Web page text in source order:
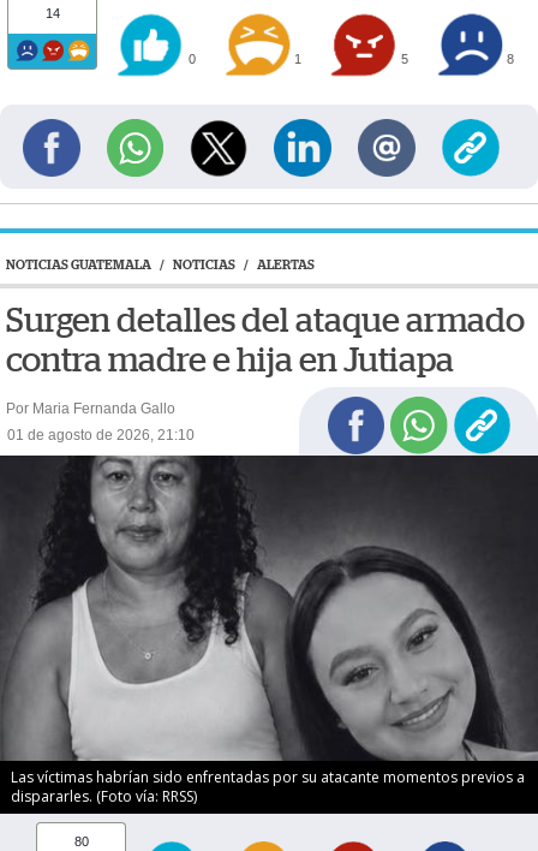
14
0 1 5 8
NOTICIAS GUATEMALA / NOTICIAS / ALERTAS
Surgen detalles del ataque armado
contra madre e hija en Jutiapa
Por Maria Fernanda Gallo
01 de agosto de 2026, 21:10
Las víctimas habrían sido enfrentadas por su atacante momentos previos a
dispararles. (Foto vía: RRSS)
80